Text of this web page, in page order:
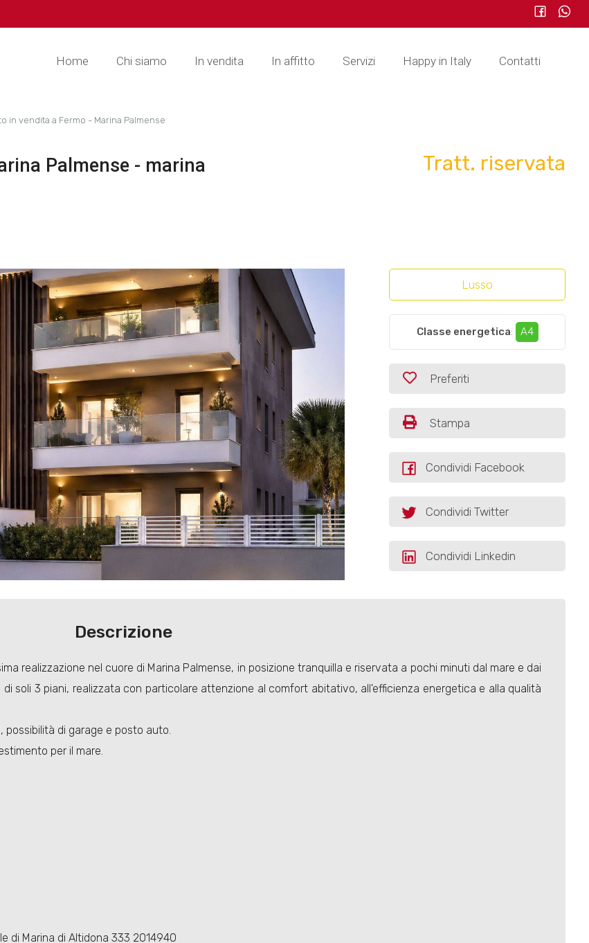
Home Chi siamo In vendita In affitto Servizi Happy in Italy Contatti
in vendita a Fermo - Marina Palmense
Palmense - marina
Tratt. riservata
Lusso
Classe energetica: A4
Preferiti
Stampa
Condividi Facebook
Condividi Twitter
Condividi Linkedin
Descrizione
realizzazione nel cuore di Marina Palmense, in posizione tranquilla e riservata a pochi minuti dal mare e dai
soli 3 piani, realizzata con particolare attenzione al comfort abitativo, all'efficienza energetica e alla qualità
possibilità di garage e posto auto.
per il mare.
di Marina di Altidona 333 2014940